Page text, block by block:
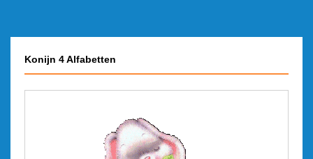
Konijn 4 Alfabetten